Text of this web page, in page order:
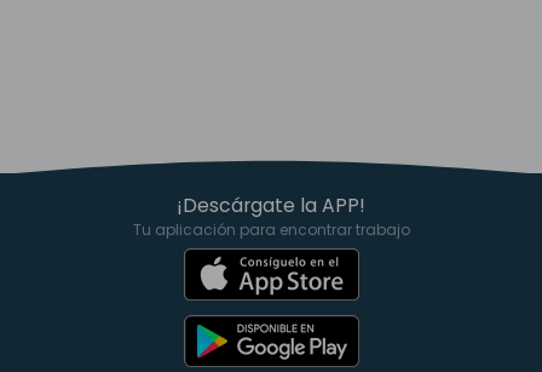
¡Descárgate la APP!
Tu aplicación para encontrar trabajo